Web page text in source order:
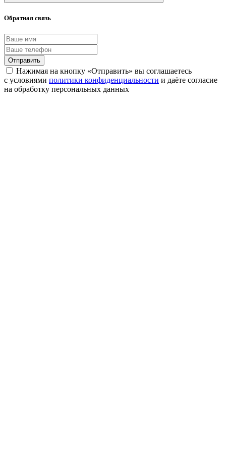
Обратная связь
Отправить
Нажимая на кнопку «Отправить» вы соглашаетесь
с условиями политики конфиденциальности и даёте согласие
на обработку персональных данных